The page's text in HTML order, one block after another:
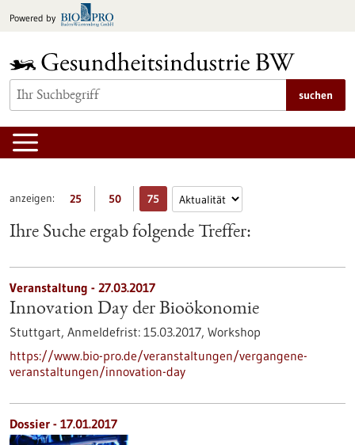
Inhalt
Powered by
suchen
anzeigen: 25 50 75
Ihre Suche ergab folgende Treffer:
Veranstaltung - 27.03.2017
Innovation Day der Bioökonomie
Stuttgart, Anmeldefrist: 15.03.2017, Workshop
https://www.bio-pro.de/veranstaltungen/vergangene-
veranstaltungen/innovation-day
Dossier - 17.01.2017